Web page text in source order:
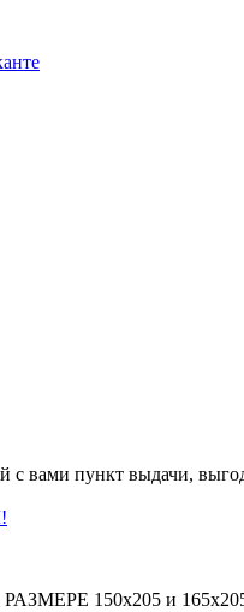
с вами пункт выдачи,
150х205 и